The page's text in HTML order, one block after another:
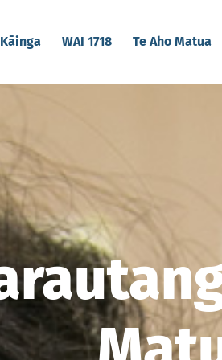
Kāinga WAI 1718 Te Aho Matua